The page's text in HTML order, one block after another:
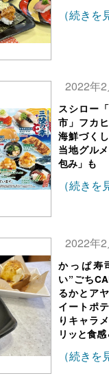
（続きを
2022年2
スシロー
市」フカ
海鮮づく
当地グル
包み」も
（続きを
2022年2
かっぱ寿
い”ごち
るかとア
イートポ
りキャラ
リッと食
（続きを